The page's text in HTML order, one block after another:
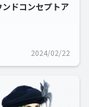
ドコンセプトア
2024/02/22